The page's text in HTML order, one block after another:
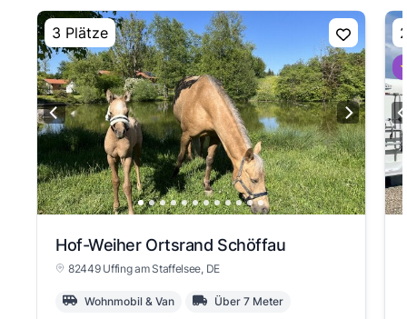
3 Plätze
Hof-Weiher Ortsrand Schöffau
82449 Uffing am Staffelsee, DE
Wohnmobil & Van Über 7 Meter